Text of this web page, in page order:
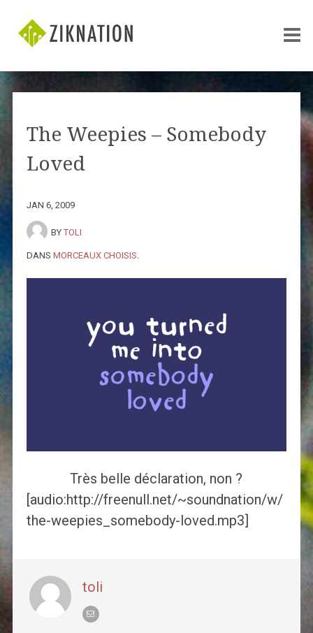
The Weepies – Somebody
Loved
JAN 6, 2009
BY TOLI
DANS MORCEAUX CHOISIS
Très belle déclaration, non ?
[audio:http://freenull.net/~soundnation/w/
the-weepies_somebody-loved.mp3]
toli